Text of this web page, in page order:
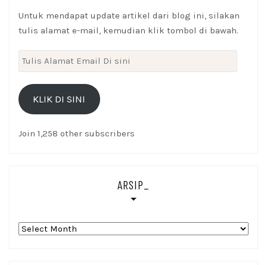
Untuk mendapat update artikel dari blog ini, silakan
tulis alamat e-mail, kemudian klik tombol di bawah.
Tulis
Alamat
Email
KLIK DI SINI
Join 1,258 other subscribers
ARSIP_
Arsip_